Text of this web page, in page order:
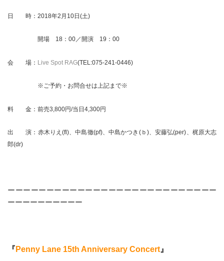
日 時：2018年2月10日(土)
開場 18：00／開演 19：00
会 場： Live Spot RAG(TEL:075-241-0446)
※ご予約・お問合せは上記まで※
料 金：前売3,800円/当日4,300円
出 演：赤木りえ(fl)、中島徹(pf)、中島かつき(ｂ)、安藤弘(per)、梶原大志
郎(dr)
ーーーーーーーーーーーーーーーーーーーーーーーーーーー
ーーーーーーーーーー
『 Penny Lane 15th Anniversary Concert 』